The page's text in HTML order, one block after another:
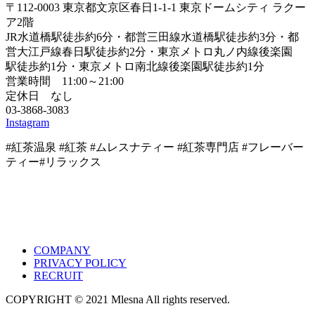
〒112-0003 東京都文京区春日1-1-1 東京ドームシティ ラクー
ア2階
JR水道橋駅徒歩約6分・都営三田線水道橋駅徒歩約3分・都
営大江戸線春日駅徒歩約2分・東京メトロ丸ノ内線後楽園
駅徒歩約1分・東京メトロ南北線後楽園駅徒歩約1分
営業時間 11:00～21:00
定休日 なし
03-3868-3083
Instagram
#紅茶温泉 #紅茶 #ムレスナティー #紅茶専門店 #フレーバー
ティー#リラックス
COMPANY
PRIVACY POLICY
RECRUIT
COPYRIGHT © 2021 Mlesna All rights reserved.